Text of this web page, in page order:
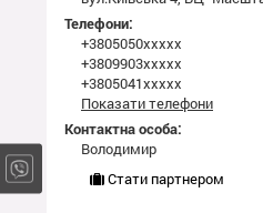
Телефони:
+3805050xxxxx
+3809903xxxxx
+3805041xxxxx
Показати телефони
Контактна особа:
Володимир
Стати партнером